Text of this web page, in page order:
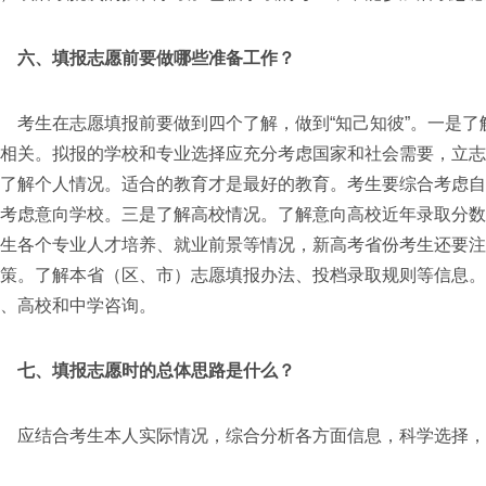
六、填报志愿前要做哪些准备工作？
在志愿填报前要做到四个了解，做到“知己知彼”。一是了
关。拟报的学校和专业选择应充分考虑国家和社会需要，立
解个人情况。适合的教育才是最好的教育。考生要综合考虑
虑意向学校。三是了解高校情况。了解意向高校近年录取分
各个专业人才培养、就业前景等情况，新高考省份考生还要
。了解本省（区、市）志愿填报办法、投档录取规则等信息
高校和中学咨询。
七、填报志愿时的总体思路是什么？
合考生本人实际情况，综合分析各方面信息，科学选择，